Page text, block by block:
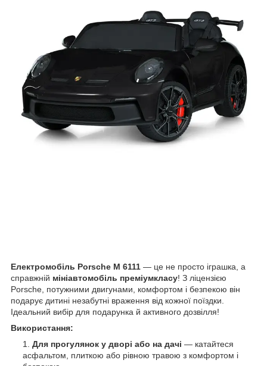
Електромобіль Porsche M 6111 — це не просто іграшка, а
справжній мініавтомобіль преміумкласу! З ліцензією
Porsche, потужними двигунами, комфортом і безпекою він
подарує дитині незабутні враження від кожної поїздки.
Ідеальний вибір для подарунка й активного дозвілля!
Використання:
Для прогулянок у дворі або на дачі — катайтеся
асфальтом, плиткою або рівною травою з комфортом і